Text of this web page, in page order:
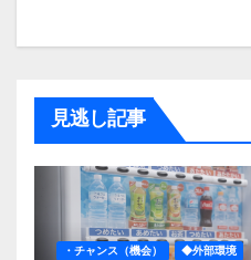
見逃し記事
・チャンス（機会） ◆外部環境